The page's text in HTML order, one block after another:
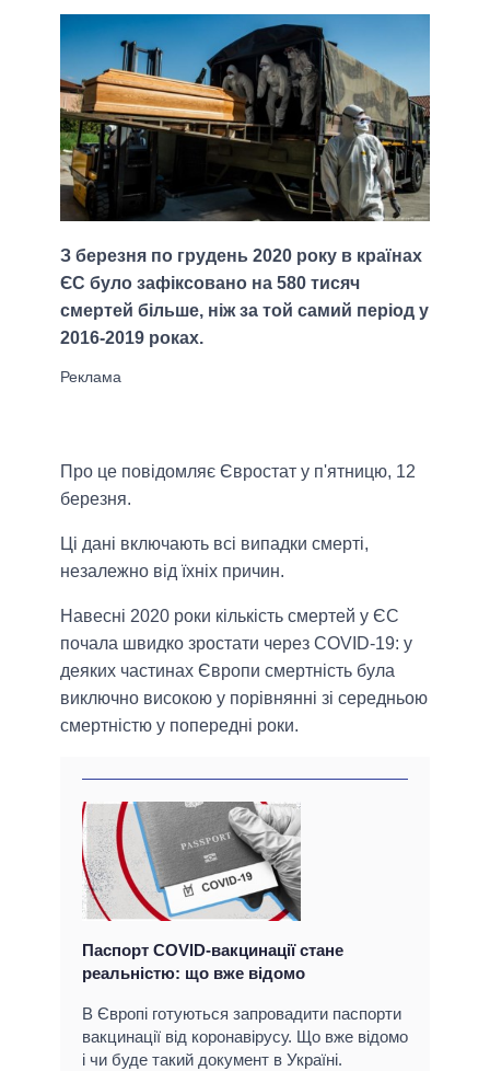
З березня по грудень 2020 року в країнах
ЄС було зафіксовано на 580 тисяч
смертей більше, ніж за той самий період у
2016-2019 роках.
Про це повідомляє Євростат у п'ятницю, 12
березня.
Ці дані включають всі випадки смерті,
незалежно від їхніх причин.
Навесні 2020 роки кількість смертей у ЄС
почала швидко зростати через COVID-19: у
деяких частинах Європи смертність була
виключно високою у порівнянні зі середньою
смертністю у попередні роки.
Паспорт COVID-вакцинації стане
реальністю: що вже відомо
В Європі готуються запровадити паспорти
вакцинації від коронавірусу. Що вже відомо
і чи буде такий документ в Україні.